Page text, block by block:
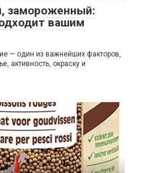
замороженный:
вашим
— один из важнейших факторов,
активность, окраску и